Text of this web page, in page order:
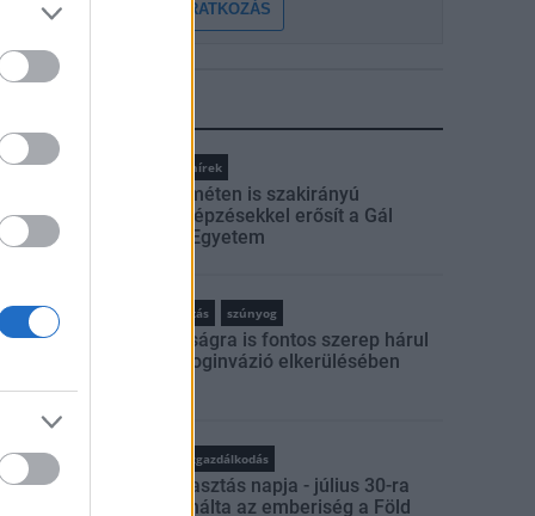
FELIRATKOZÁS
Országos hírek
Kecskeméten is szakirányú
továbbképzésekkel erősít a Gál
Ferenc Egyetem
hírek szúnyogirtás szúnyog
A lakosságra is fontos szerep hárul
a szúnyoginvázió elkerülésében
hírek vízgazdálkodás
Túlfogyasztás napja - július 30-ra
felhasználta az emberiség a Föld